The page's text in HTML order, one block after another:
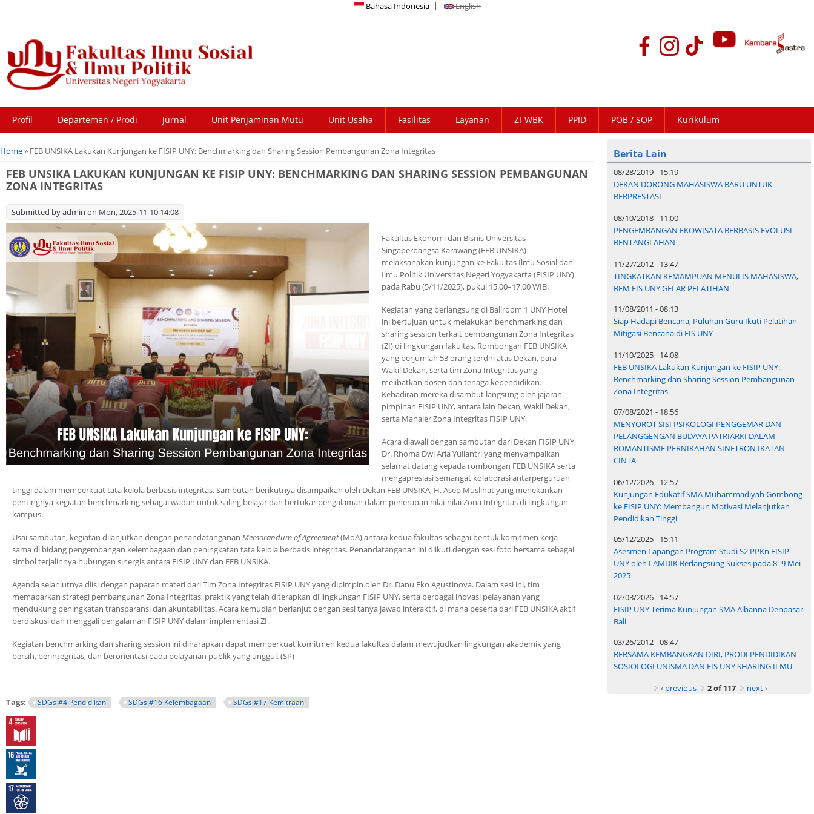
Bahasa Indonesia English
Profil Departemen / Prodi Jurnal Unit Penjaminan Mutu Unit Usaha Fasilitas Layanan ZI-WBK PPID POB / SOP Kurikulum
You are here
Home» FEB UNSIKA Lakukan Kunjungan ke FISIP UNY: Benchmarking dan Sharing Session Pembangunan Zona Integritas
FEB UNSIKA LAKUKAN KUNJUNGAN KE FISIP UNY: BENCHMARKING DAN SHARING SESSION PEMBANGUNAN
ZONA INTEGRITAS
Submitted byadmin on Mon, 2025-11-10 14:08
Fakultas Ekonomi dan Bisnis Universitas
Singaperbangsa Karawang (FEB UNSIKA)
melaksanakan kunjungan ke Fakultas Ilmu Sosial dan
Ilmu Politik Universitas Negeri Yogyakarta (FISIP UNY)
pada Rabu (5/11/2025), pukul 15.00–17.00 WIB.
Kegiatan yang berlangsung di Ballroom 1 UNY Hotel
ini bertujuan untuk melakukan benchmarking dan
sharing session terkait pembangunan Zona Integritas
(ZI) di lingkungan fakultas. Rombongan FEB UNSIKA
yang berjumlah 53 orang terdiri atas Dekan, para
Wakil Dekan, serta tim Zona Integritas yang
melibatkan dosen dan tenaga kependidikan.
Kehadiran mereka disambut langsung oleh jajaran
pimpinan FISIP UNY, antara lain Dekan, Wakil Dekan,
serta Manajer Zona Integritas FISIP UNY.
Acara diawali dengan sambutan dari Dekan FISIP UNY,
Dr. Rhoma Dwi Aria Yuliantri yang menyampaikan
selamat datang kepada rombongan FEB UNSIKA serta
mengapresiasi semangat kolaborasi antarperguruan
tinggi dalam memperkuat tata kelola berbasis integritas. Sambutan berikutnya disampaikan oleh Dekan FEB UNSIKA, H. Asep Muslihat yang menekankan
pentingnya kegiatan benchmarking sebagai wadah untuk saling belajar dan bertukar pengalaman dalam penerapan nilai-nilai Zona Integritas di lingkungan
kampus.
Usai sambutan, kegiatan dilanjutkan dengan penandatanganan Memorandum of Agreement(MoA) antara kedua fakultas sebagai bentuk komitmen kerja
sama di bidang pengembangan kelembagaan dan peningkatan tata kelola berbasis integritas. Penandatanganan ini diikuti dengan sesi foto bersama sebagai
simbol terjalinnya hubungan sinergis antara FISIP UNY dan FEB UNSIKA.
Agenda selanjutnya diisi dengan paparan materi dari Tim Zona Integritas FISIP UNY yang dipimpin oleh Dr. Danu Eko Agustinova. Dalam sesi ini, tim
memaparkan strategi pembangunan Zona Integritas, praktik yang telah diterapkan di lingkungan FISIP UNY, serta berbagai inovasi pelayanan yang
mendukung peningkatan transparansi dan akuntabilitas. Acara kemudian berlanjut dengan sesi tanya jawab interaktif, di mana peserta dari FEB UNSIKA aktif
berdiskusi dan menggali pengalaman FISIP UNY dalam implementasi ZI.
Kegiatan benchmarking dan sharing session ini diharapkan dapat memperkuat komitmen kedua fakultas dalam mewujudkan lingkungan akademik yang
bersih, berintegritas, dan berorientasi pada pelayanan publik yang unggul. (SP)
Tags: SDGs #4 Pendidikan SDGs #16 Kelembagaan SDGs #17 Kemitraan
Berita Lain
08/28/2019 - 15:19
DEKAN DORONG MAHASISWA BARU UNTUK
BERPRESTASI
08/10/2018 - 11:00
PENGEMBANGAN EKOWISATA BERBASIS EVOLUSI
BENTANGLAHAN
11/27/2012 - 13:47
TINGKATKAN KEMAMPUAN MENULIS MAHASISWA,
BEM FIS UNY GELAR PELATIHAN
11/08/2011 - 08:13
Siap Hadapi Bencana, Puluhan Guru Ikuti Pelatihan
Mitigasi Bencana di FIS UNY
11/10/2025 - 14:08
FEB UNSIKA Lakukan Kunjungan ke FISIP UNY:
Benchmarking dan Sharing Session Pembangunan
Zona Integritas
07/08/2021 - 18:56
MENYOROT SISI PSIKOLOGI PENGGEMAR DAN
PELANGGENGAN BUDAYA PATRIARKI DALAM
ROMANTISME PERNIKAHAN SINETRON IKATAN
CINTA
06/12/2026 - 12:57
Kunjungan Edukatif SMA Muhammadiyah Gombong
ke FISIP UNY: Membangun Motivasi Melanjutkan
Pendidikan Tinggi
05/12/2025 - 15:11
Asesmen Lapangan Program Studi S2 PPKn FISIP
UNY oleh LAMDIK Berlangsung Sukses pada 8–9 Mei
2025
02/03/2026 - 14:57
FISIP UNY Terima Kunjungan SMA Albanna Denpasar
Bali
03/26/2012 - 08:47
BERSAMA KEMBANGKAN DIRI, PRODI PENDIDIKAN
SOSIOLOGI UNISMA DAN FIS UNY SHARING ILMU
‹ previous
2 of 117 next ›